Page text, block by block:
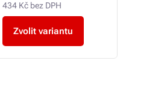
434 Kč bez DPH
Zvolit variantu